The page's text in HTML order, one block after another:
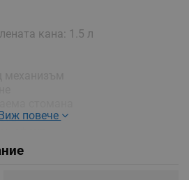
кана: 1.5 л
220-240 V~
повече